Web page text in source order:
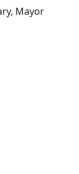
Mayor